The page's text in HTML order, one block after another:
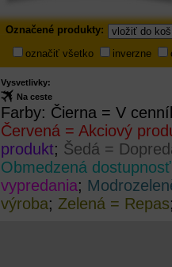
Označené
produkty
Označené produkty:
označiť všetko
inverzne
Vysvetlivky:
Na ceste
Farby: Čierna = V
Červená = Akciový
produkt; Šedá =
Obmedzená dostupnosť
vypredania;
výroba; Zelená = Repas